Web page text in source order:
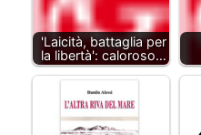
'Laicità, battaglia per
la libertà': caloroso…